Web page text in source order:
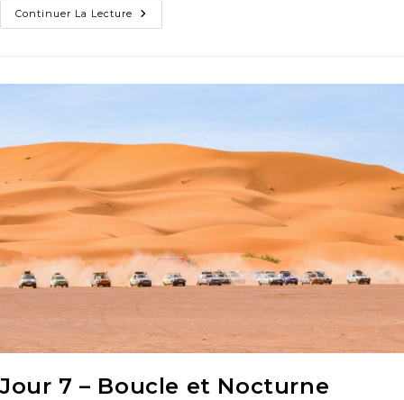
Continuer La Lecture
Jour 7 – Boucle et Nocturne